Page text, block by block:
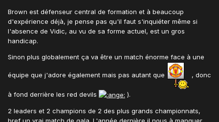
Brown est défenseur central de formation et à beaucoup
d'expérience déjà, je pense pas qu'il faut s'inquiéter même si
l'absence de Vidic, au vu de sa forme actuel, est un gros
handicap.
Sinon plus globalement ça va être un match énorme face à une
équipe que j'adore également mais pas autant que , donc
à fond derrière les red devils ).
2 leaders et 2 champions de 2 des plus grands championnats,